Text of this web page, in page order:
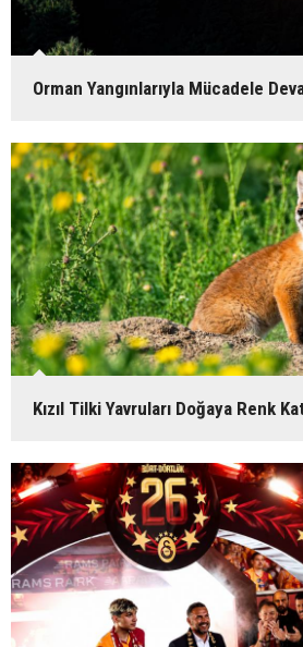
Orman Yangınlarıyla Mücadele
Kızıl Tilki Yavruları Doğaya Renk